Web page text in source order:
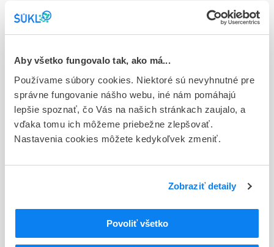
Aby všetko fungovalo tak, ako má...
Používame súbory cookies. Niektoré sú nevyhnutné pre
správne fungovanie nášho webu, iné nám pomáhajú
lepšie spoznať, čo Vás na našich stránkach zaujalo, a
vďaka tomu ich môžeme priebežne zlepšovať.
Nastavenia cookies môžete kedykoľvek zmeniť.
Zobraziť detaily
Povoliť všetko
Registračné číslo
87/0494/12-S
con inf 4x5 ml/4 mg (liek.inj.plast.)
Stav
D - Registrácia bez obmedzenia platnosti
Typ registračnej procedúry